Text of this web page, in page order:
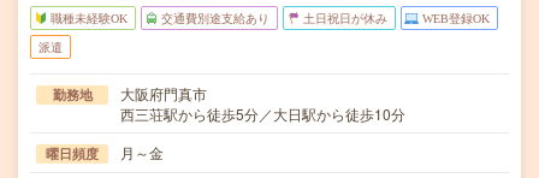
職種未経験OK 交通費別途支給あり 土日祝日が休み WEB登録OK
派遣
勤務地
大阪府門真市
西三荘駅から徒歩5分／大日駅から徒歩10分
曜日頻度 月～金